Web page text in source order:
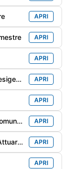
APRI
APRI
APRI
APRI
APRI
APRI
annuale APRI
APRI